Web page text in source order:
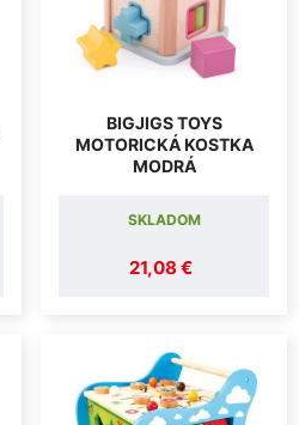
BIGJIGS TOYS
MOTORICKÁ KOSTKA
MODRÁ
21,08 €
SKLADOM